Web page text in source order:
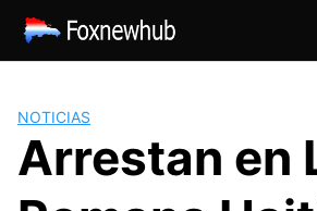
Saltar
contenido
NOTICIAS
Arrestan en